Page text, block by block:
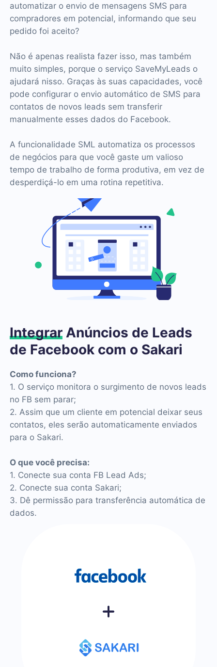
automatizar o envio de mensagens SMS para
compradores em potencial, informando que seu
pedido foi aceito?
Não é apenas realista fazer isso, mas também
muito simples, porque o serviço SaveMyLeads o
ajudará nisso. Graças às suas capacidades, você
pode configurar o envio automático de SMS para
contatos de novos leads sem transferir
manualmente esses dados do Facebook.
A funcionalidade SML automatiza os processos
de negócios para que você gaste um valioso
tempo de trabalho de forma produtiva, em vez de
desperdiçá-lo em uma rotina repetitiva.
Integrar Anúncios de Leads
de Facebook com o Sakari
Como funciona?
1. O serviço monitora o surgimento de novos leads
no FB sem parar;
2. Assim que um cliente em potencial deixar seus
contatos, eles serão automaticamente enviados
para o Sakari.
O que você precisa:
1. Conecte sua conta FB Lead Ads;
2. Conecte sua conta Sakari;
3. Dê permissão para transferência automática de
dados.